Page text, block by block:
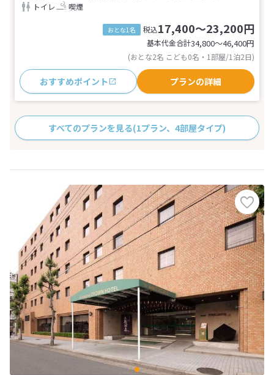
トイレ
喫煙
おとな1名 税込17,400～23,200円
基本代金合計34,800〜46,400円
(おとな2名 こども0名・1部屋/1泊2日)
おすすめポイント プランの詳細
すべてのプランを見る(1プラン、4部屋タイプ)